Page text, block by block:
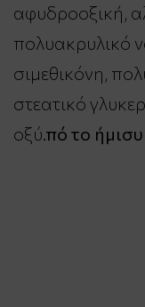
αφυδροοξική,
πολυακρυλικό
σιμεθικόνη,
στεατικό
οξύ.πό το